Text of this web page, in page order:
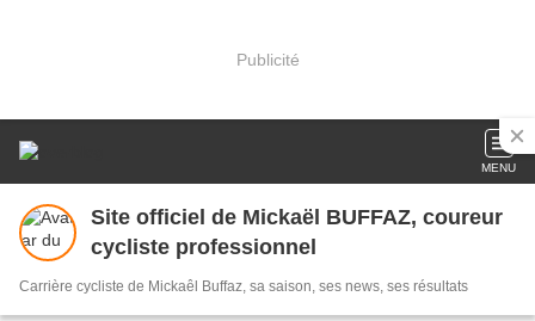
Publicité
MENU
Site officiel de Mickaël BUFFAZ, coureur
cycliste professionnel
Carrière cycliste de Mickaêl Buffaz, sa saison, ses news, ses résultats